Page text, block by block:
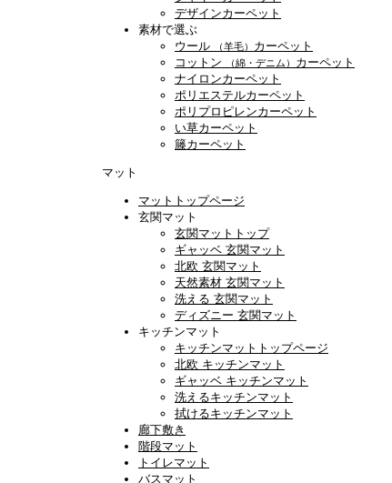
デザインカーペット
素材で選ぶ
ウール
（羊毛） カーペット
コットン
（綿・デニム） カーペット
ナイロンカーペット
ポリエステルカーペット
ポリプロピレンカーペット
い草カーペット
籐カーペット
マット
マットトップページ
玄関マット
玄関マットトップ
ギャッベ 玄関マット
北欧 玄関マット
天然素材 玄関マット
洗える 玄関マット
ディズニー 玄関マット
キッチンマット
キッチンマットトップページ
北欧 キッチンマット
ギャッベ キッチンマット
洗えるキッチンマット
拭けるキッチンマット
廊下敷き
階段マット
トイレマット
バスマット